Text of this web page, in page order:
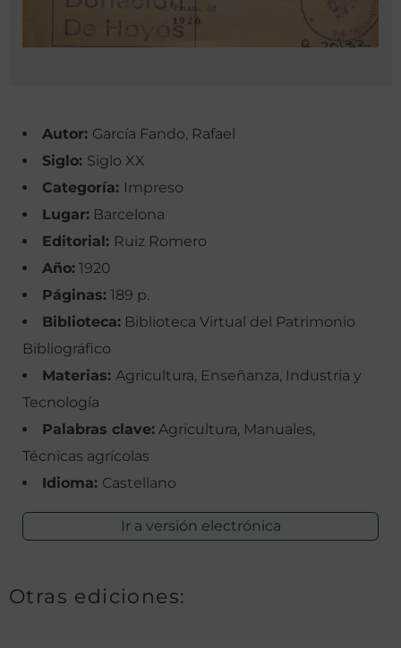
Autor: García Fando, Rafael
Siglo: Siglo XX
Categoría: Impreso
Lugar: Barcelona
Editorial: Ruiz Romero
Año: 1920
Páginas: 189 p.
Biblioteca: Biblioteca Virtual del Patrimonio
Bibliográfico
Materias: Agricultura, Enseñanza, Industria y
Tecnología
Palabras clave: Agricultura, Manuales,
Técnicas agrícolas
Idioma: Castellano
Ir a versión electrónica
Otras ediciones: